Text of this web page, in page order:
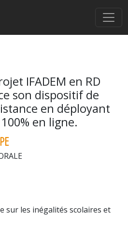
IFADEM en RD
son dispositif de
en déployant
en ligne.
sur les inégalités scolaires et